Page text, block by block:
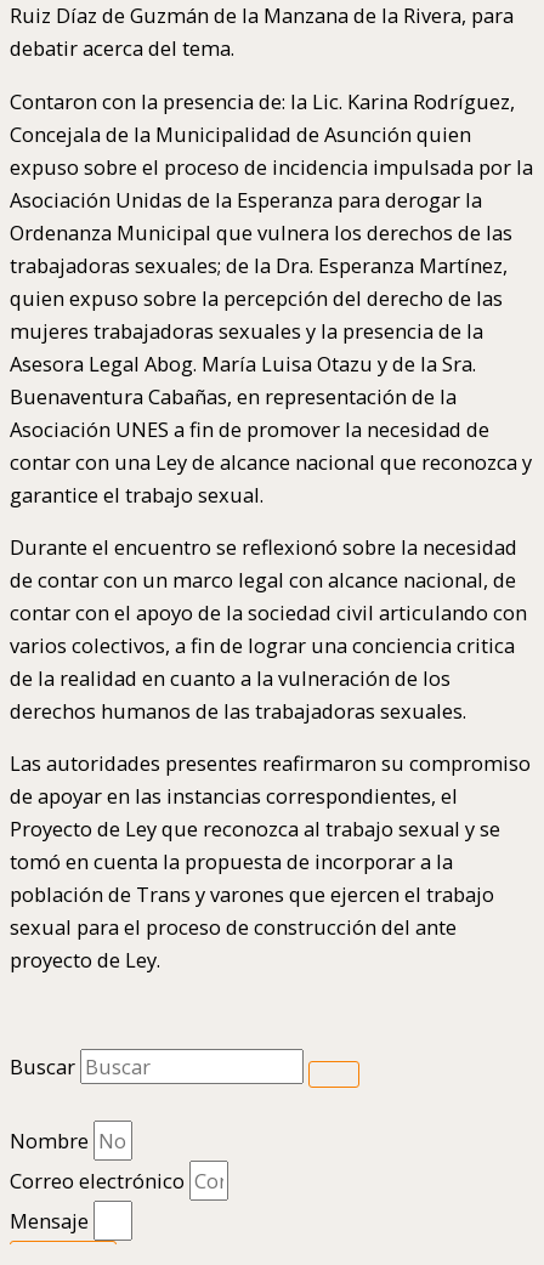
Ruiz Díaz de Guzmán de la Manzana de la Rivera, para
debatir acerca del tema.
Contaron con la presencia de: la Lic. Karina Rodríguez,
Concejala de la Municipalidad de Asunción quien
expuso sobre el proceso de incidencia impulsada por la
Asociación Unidas de la Esperanza para derogar la
Ordenanza Municipal que vulnera los derechos de las
trabajadoras sexuales; de la Dra. Esperanza Martínez,
quien expuso sobre la percepción del derecho de las
mujeres trabajadoras sexuales y la presencia de la
Asesora Legal Abog. María Luisa Otazu y de la Sra.
Buenaventura Cabañas, en representación de la
Asociación UNES a fin de promover la necesidad de
contar con una Ley de alcance nacional que reconozca y
garantice el trabajo sexual.
Durante el encuentro se reflexionó sobre la necesidad
de contar con un marco legal con alcance nacional, de
contar con el apoyo de la sociedad civil articulando con
varios colectivos, a fin de lograr una conciencia critica
de la realidad en cuanto a la vulneración de los
derechos humanos de las trabajadoras sexuales.
Las autoridades presentes reafirmaron su compromiso
de apoyar en las instancias correspondientes, el
Proyecto de Ley que reconozca al trabajo sexual y se
tomó en cuenta la propuesta de incorporar a la
población de Trans y varones que ejercen el trabajo
sexual para el proceso de construcción del ante
proyecto de Ley.
Buscar
Nombre
Correo electrónico
Mensaje